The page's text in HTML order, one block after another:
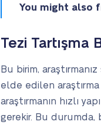
You might also
Tezi
Bu birim,
elde edilen araştırma
araştırmanın hızlı
gerekir. Bu durumda,